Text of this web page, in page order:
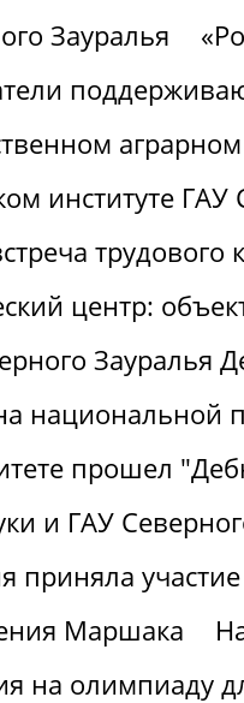
Зауралья
институте
трудового
центр:
Зауралья
национальной
прошел
и ГАУ
приняла
Маршака
на олимпиаду